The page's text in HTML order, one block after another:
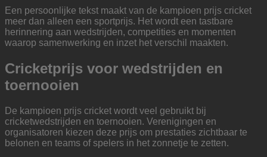
Een persoonlijke tekst maakt van de kampioen prijs cricket
meer dan alleen een sportprijs. Het wordt een tastbare
herinnering aan wedstrijden, competities en momenten
waarop samenwerking en inzet het verschil maakten.
Cricketprijs voor wedstrijden en
toernooien
De kampioen prijs cricket wordt veel gebruikt bij
cricketwedstrijden en toernooien. Verenigingen en
organisatoren kiezen deze prijs om prestaties zichtbaar te
belonen en teams of spelers in het zonnetje te zetten.